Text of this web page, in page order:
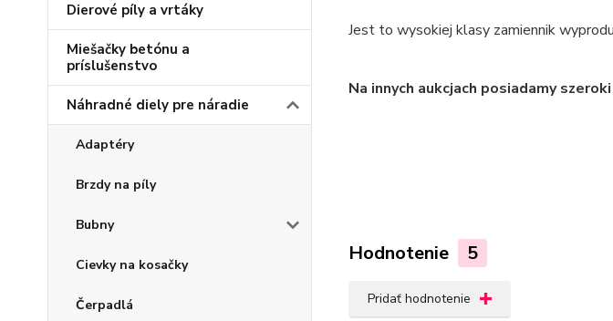
Dierové píly a vrtáky
Miešačky betónu a
príslušenstvo
Náhradné diely pre náradie
Adaptéry
Brzdy na píly
Bubny
Cievky na kosačky
Čerpadlá
Jest to wysokiej klasy zamiennik
Na innych aukcjach posiadamy
Hodnotenie 5
Pridať hodnotenie